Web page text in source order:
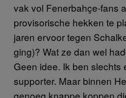
vak vol Fenerbahçe-fans
provisorische hekken te
jaren ervoor tegen
ging)? Wat ze dan wel
Geen idee. Ik ben slechts
supporter. Maar binnen
genoeg knappe koppen